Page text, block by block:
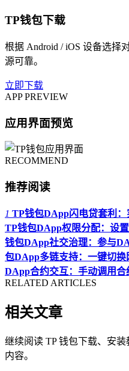
TP钱包下载
根据 Android / iOS 设备选择
源可靠。
立即下载
APP PREVIEW
应用界面预览
RECOMMEND
推荐阅读
1 TP钱包DApp闪电贷套利
TP钱包DApp权限分配：设
钱包DApp社交治理：参与
包DApp多链支持：一键切
DApp合约交互：手动调用合
RELATED ARTICLES
相关文章
继续阅读 TP 钱包下载、安
内容。